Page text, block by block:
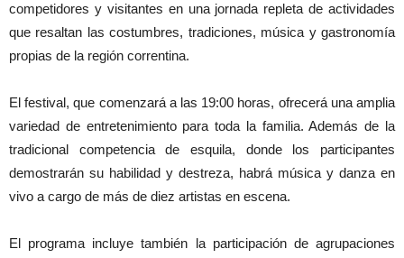
competidores y visitantes en una jornada repleta de actividades
que resaltan las costumbres, tradiciones, música y gastronomía
propias de la región correntina.
El festival, que comenzará a las 19:00 horas, ofrecerá una amplia
variedad de entretenimiento para toda la familia. Además de la
tradicional competencia de esquila, donde los participantes
demostrarán su habilidad y destreza, habrá música y danza en
vivo a cargo de más de diez artistas en escena.
El programa incluye también la participación de agrupaciones